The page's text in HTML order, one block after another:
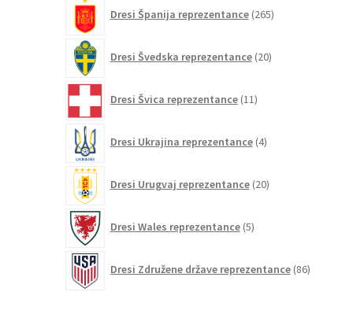
Dresi Španija reprezentance 265izdelkov
Dresi Švedska reprezentance 20izdelkov
Dresi Švica reprezentance 11izdelkov
Dresi Ukrajina reprezentance 4izdelki
Dresi Urugvaj reprezentance 20izdelkov
Dresi Wales reprezentance 5izdelkov
Dresi Združene države reprezentance 86izdelkov